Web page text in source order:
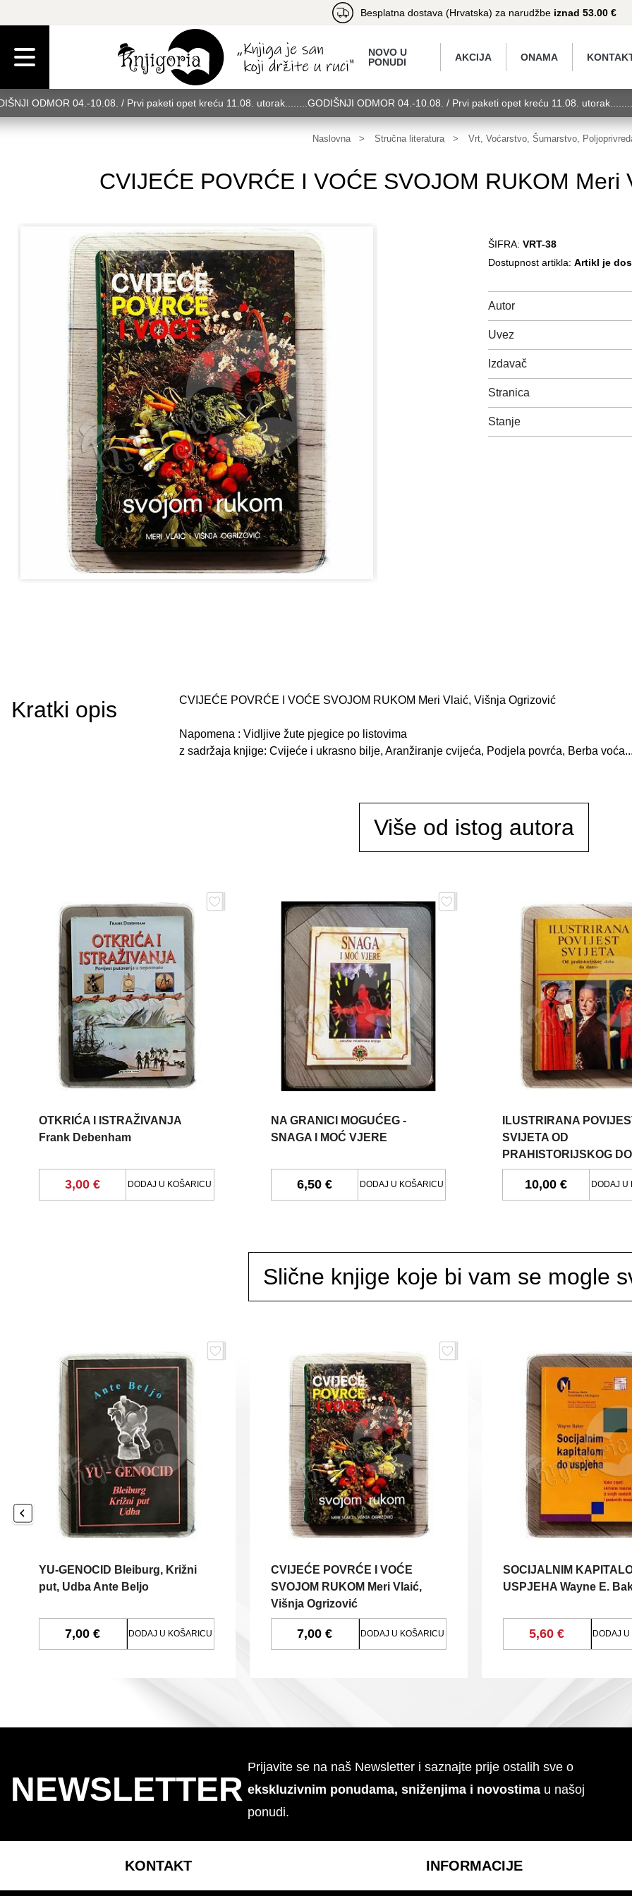
Besplatna dostava (Hrvatska) za narudžbeiznad 53.00 €
NOVO U
PONUDI
AKCIJA ONAMA
ODMOR 04.-10.08. / Prvi paketi opet kreću 11.08. utorak........GODIŠNJI ODMOR 04.-10.08. / Prvi paketi opet kreću 11.08.
ODMOR 04.-10.08. / Prvi paketi opet kreću 11.08. utorak........GODIŠNJI ODMOR 04.-10.08. / Prvi paketi opet kreću
utorak........GODIŠNJI ODMOR 04.-10.08. / Prvi paketi opet kreću 11.08. utorak........GODIŠNJI ODMOR 04.-10.08. / Prvi paketi opet
Naslovna Stručna literatura Vrt, Voćarstvo, Šumarstvo,
CVIJEĆE POVRĆE I VOĆE SVOJOM RUKOM Meri
ŠIFRA: VRT-38
Dostupnost artikla: Artikl je
Autor
Uvez
Izdavač
Stranica
Stanje
Kratki opis CVIJEĆE POVRĆE I VOĆE SVOJOM RUKOM Meri Vlaić, Višnja Ogrizović
Napomena : Vidljive žute pjegice po listovima
z sadržaja knjige: Cvijeće i ukrasno bilje, Aranžiranje cvijeća, Podjela povrća, Berba
Više od istog autora
OTKRIĆA I ISTRAŽIVANJA
Frank Debenham
3,00 € DODAJ U KOŠARICU
NA GRANICI MOGUĆEG -
SNAGA I MOĆ VJERE
6,50 € DODAJ U KOŠARICU
ILUSTRIRANA
SVIJETA OD
PRAHISTORIJSKOG
DANAS
10,00 € DODAJ U
Slične knjige koje bi vam se mogle
YU-GENOCID Bleiburg, Križni
put, Udba Ante Beljo
7,00 € DODAJ U KOŠARICU
CVIJEĆE POVRĆE I VOĆE
SVOJOM RUKOM Meri Vlaić,
Višnja Ogrizović
7,00 € DODAJ U KOŠARICU
SOCIJALNIM
USPJEHA Wayne E.
5,60 € DODAJ
NEWSLETTER
Prijavite se na naš Newsletter i saznajte prije ostalih sve o
ekskluzivnim ponudama, sniženjima i novostima u našoj
ponudi.
KONTAKT INFORMACIJE